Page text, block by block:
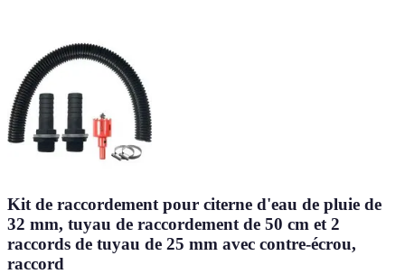
Kit de raccordement pour citerne d'eau de pluie de
32 mm, tuyau de raccordement de 50 cm et 2
raccords de tuyau de 25 mm avec contre-écrou,
raccord